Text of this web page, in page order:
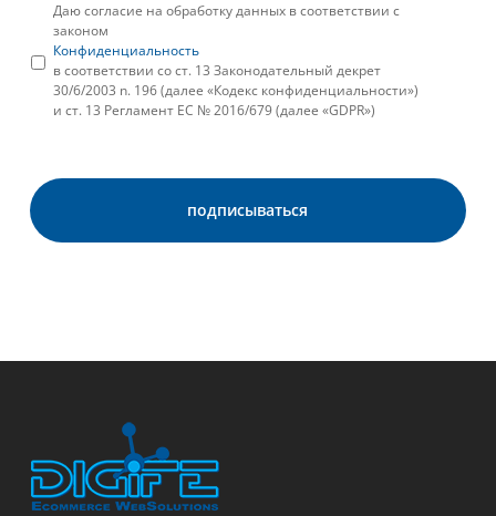
Даю согласие на обработку данных в соответствии с
законом
Конфиденциальность
в соответствии со ст. 13 Законодательный декрет
30/6/2003 n. 196 (далее «Кодекс конфиденциальности»)
и ст. 13 Регламент ЕС № 2016/679 (далее «GDPR»)